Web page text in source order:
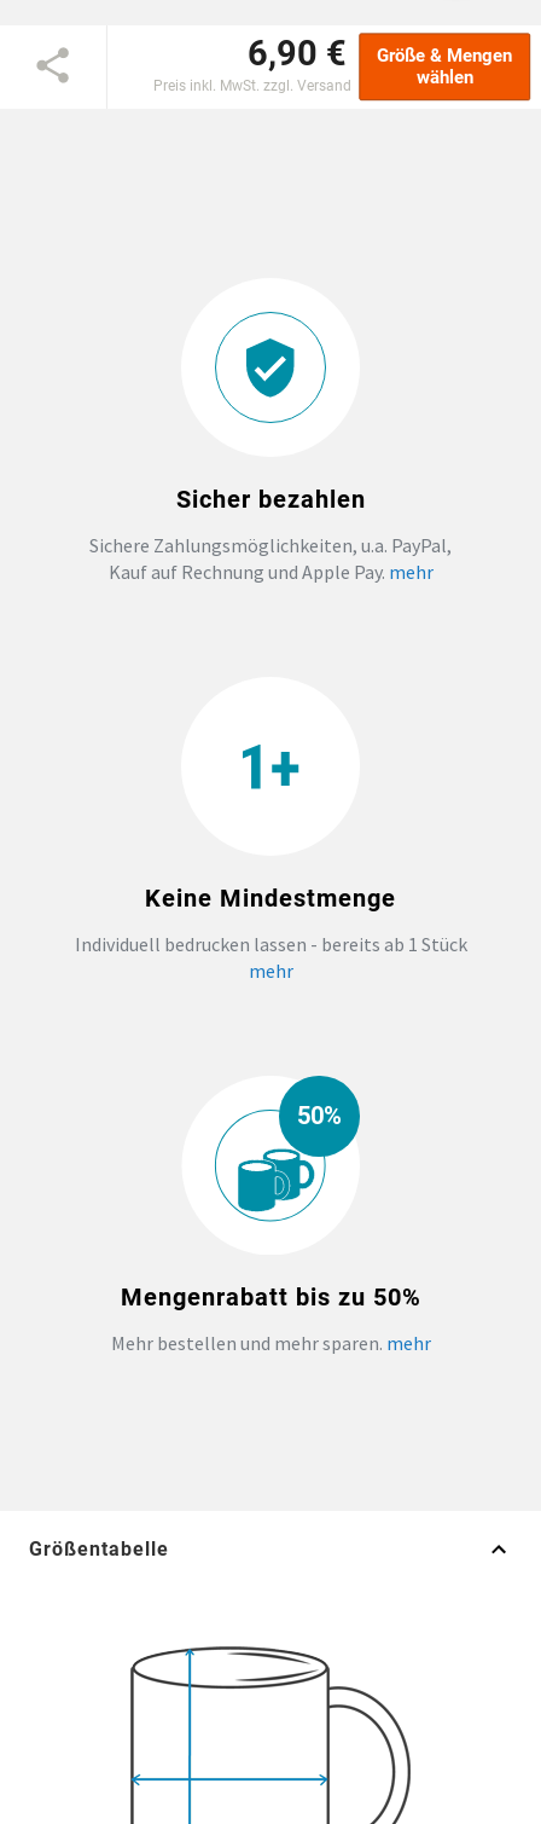
EINSCHULUNG
SOCKEN PERSONALISIEREN
6,90 €
Preis inkl. MwSt. zzgl. Versand
Größe & Mengen
wählen
Sicher bezahlen
Sichere Zahlungsmöglichkeiten, u.a. PayPal,
Kauf auf Rechnung und Apple Pay. mehr
Keine Mindestmenge
Individuell bedrucken lassen - bereits ab 1 Stück
mehr
50%
Mengenrabatt bis zu 50%
Mehr bestellen und mehr sparen. mehr
Größentabelle